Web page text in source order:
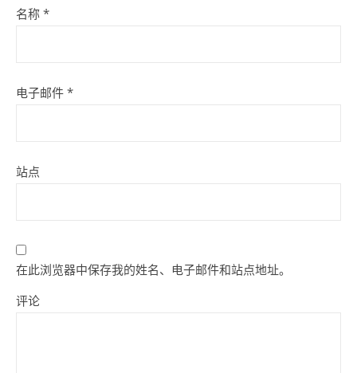
名称 *
电子邮件 *
站点
在此浏览器中保存我的姓名、电子邮件和站点地址。
评论